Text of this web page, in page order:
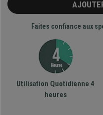
Faites confiance aux
Utilisation Quotidienne 4
heures